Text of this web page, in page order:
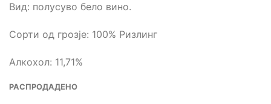
Вид: полусуво бело вино.
Сорти од грозје: 100% Ризлинг
Алкохол: 11,71%
РАСПРОДАДЕНО